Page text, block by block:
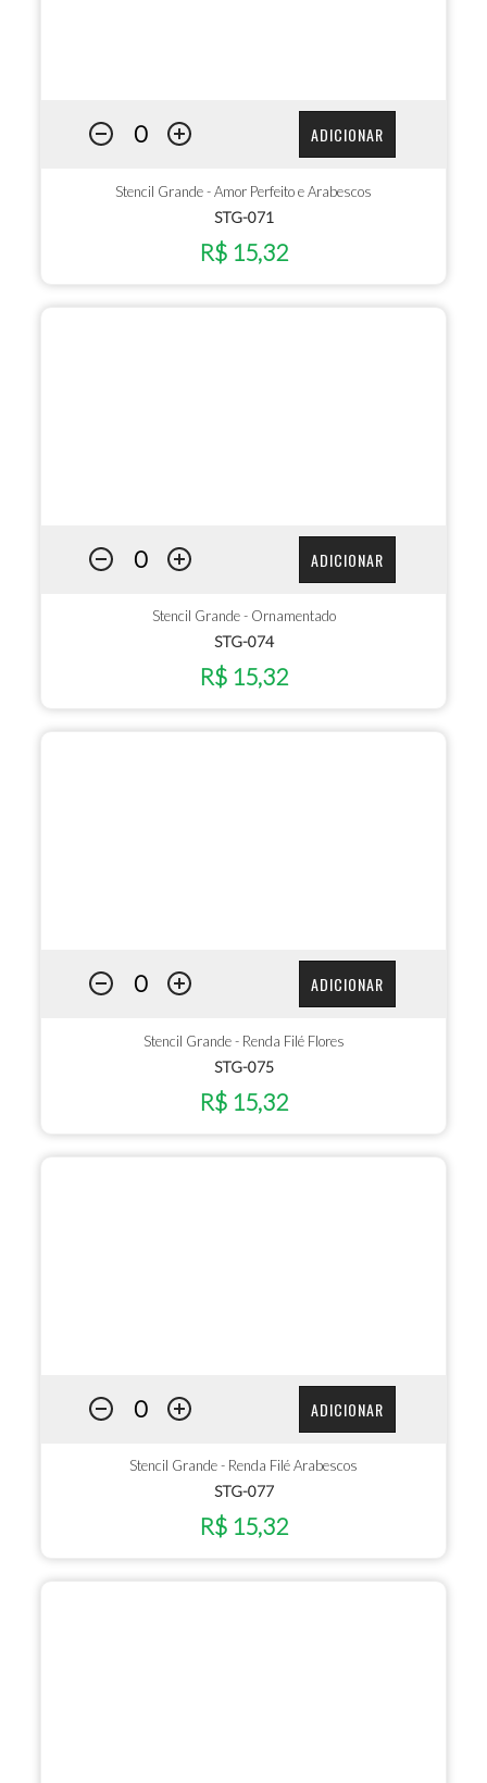
ADICIONAR
Stencil Grande - Amor Perfeito e Arabescos
STG-071
R$ 15,32
ADICIONAR
Stencil Grande - Ornamentado
STG-074
R$ 15,32
ADICIONAR
Stencil Grande - Renda Filé Flores
STG-075
R$ 15,32
ADICIONAR
Stencil Grande - Renda Filé Arabescos
STG-077
R$ 15,32